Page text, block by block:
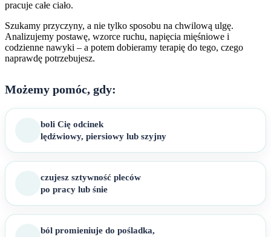
pracuje całe ciało.
Szukamy przyczyny, a nie tylko sposobu na chwilową ulgę.
Analizujemy postawę, wzorce ruchu, napięcia mięśniowe i
codzienne nawyki – a potem dobieramy terapię do tego, czego
naprawdę potrzebujesz.
Możemy pomóc, gdy:
boli Cię odcinek
lędźwiowy, piersiowy lub szyjny
czujesz sztywność pleców
po pracy lub śnie
ból promieniuje do pośladka,